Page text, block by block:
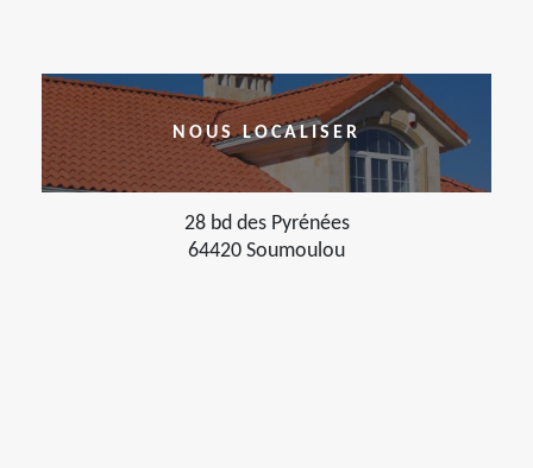
NOUS LOCALISER
28 bd des Pyrénées
64420 Soumoulou